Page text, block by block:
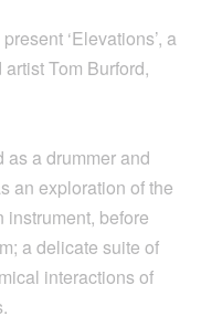
‘Elevations’, a
Tom Burford,
a drummer and
an exploration of the
before
a delicate suite of
interactions of